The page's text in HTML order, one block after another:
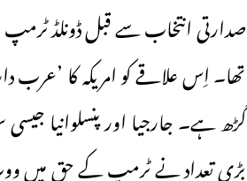
صدارتی انتخاب سے قبل ڈونلڈ ٹرمپ
تھا۔ اِس علاقے کو امریکہ کا ’عرب
گڑھ ہے۔ جارجیا اور پنسلوانیا
بڑی تعداد نے ٹرمپ کے حق میں